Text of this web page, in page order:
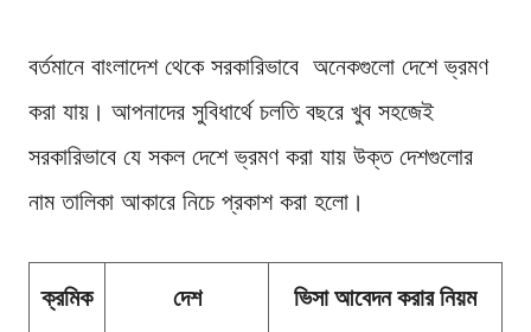
বর্তমানে বাংলাদেশ থেকে সরকারিভাবে অনেকগুলো দেশে ভ্রমণ
করা যায়। আপনাদের সুবিধার্থে চলতি বছরে খুব সহজেই
সরকারিভাবে যে সকল দেশে ভ্রমণ করা যায় উক্ত দেশগুলোর
নাম তালিকা আকারে নিচে প্রকাশ করা হলো।
ক্রমিক দেশ ভিসা আবেদন করার নিয়ম